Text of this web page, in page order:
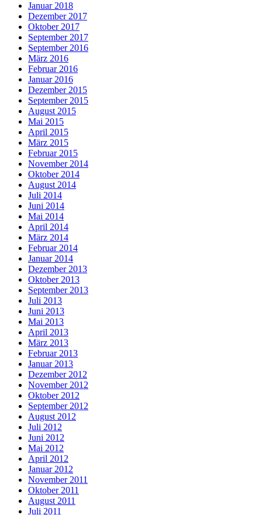
Januar 2018
Dezember 2017
Oktober 2017
September 2017
September 2016
März 2016
Februar 2016
Januar 2016
Dezember 2015
September 2015
August 2015
Mai 2015
April 2015
März 2015
Februar 2015
November 2014
Oktober 2014
August 2014
Juli 2014
Juni 2014
Mai 2014
April 2014
März 2014
Februar 2014
Januar 2014
Dezember 2013
Oktober 2013
September 2013
Juli 2013
Juni 2013
Mai 2013
April 2013
März 2013
Februar 2013
Januar 2013
Dezember 2012
November 2012
Oktober 2012
September 2012
August 2012
Juli 2012
Juni 2012
Mai 2012
April 2012
Januar 2012
November 2011
Oktober 2011
August 2011
Juli 2011